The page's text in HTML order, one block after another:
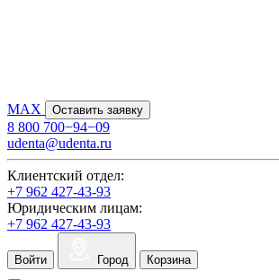
MAX Оставить заявку
8 800 700−94−09
udenta@udenta.ru
Клиентский отдел:
+7 962 427-43-93
Юридическим лицам:
+7 962 427-43-93
Войти Город Корзина